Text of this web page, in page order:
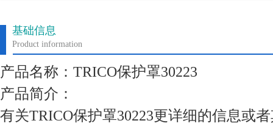
基础信息
Product information
产品名称：TRICO保护罩30223
产品简介：
有关TRICO保护罩30223更详细的信息或